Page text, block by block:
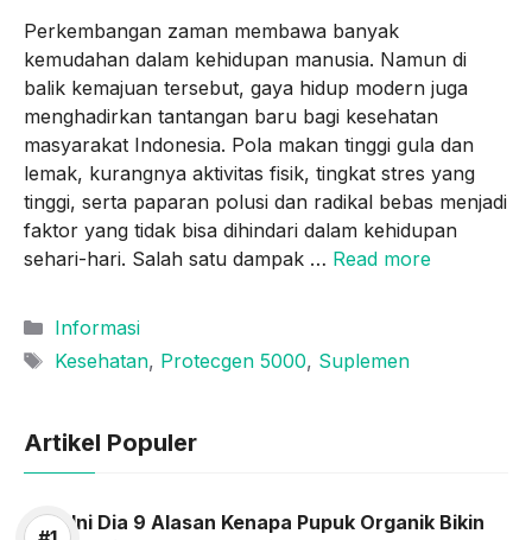
Perkembangan zaman membawa banyak
kemudahan dalam kehidupan manusia. Namun di
balik kemajuan tersebut, gaya hidup modern juga
menghadirkan tantangan baru bagi kesehatan
masyarakat Indonesia. Pola makan tinggi gula dan
lemak, kurangnya aktivitas fisik, tingkat stres yang
tinggi, serta paparan polusi dan radikal bebas menjadi
faktor yang tidak bisa dihindari dalam kehidupan
sehari-hari. Salah satu dampak … Read more
Categories
Informasi
Tags
Kesehatan, Protecgen 5000, Suplemen
Artikel Populer
Ini Dia 9 Alasan Kenapa Pupuk Organik Bikin